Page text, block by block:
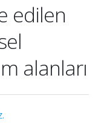
edilen
alanları